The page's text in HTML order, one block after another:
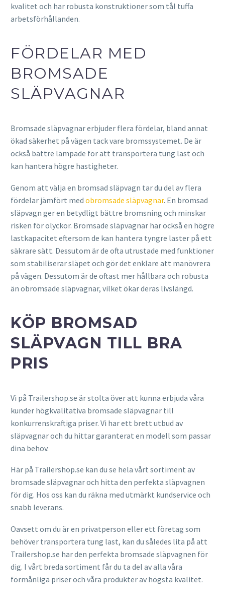
kvalitet och har robusta konstruktioner som tål tuffa
arbetsförhållanden.
FÖRDELAR MED
BROMSADE
SLÄPVAGNAR
Bromsade släpvagnar erbjuder flera fördelar, bland annat
ökad säkerhet på vägen tack vare bromssystemet. De är
också bättre lämpade för att transportera tung last och
kan hantera högre hastigheter.
Genom att välja en bromsad släpvagn tar du del av flera
fördelar jämfört med obromsade släpvagnar. En bromsad
släpvagn ger en betydligt bättre bromsning och minskar
risken för olyckor. Bromsade släpvagnar har också en högre
lastkapacitet eftersom de kan hantera tyngre laster på ett
säkrare sätt. Dessutom är de ofta utrustade med funktioner
som stabiliserar släpet och gör det enklare att manövrera
på vägen. Dessutom är de oftast mer hållbara och robusta
än obromsade släpvagnar, vilket ökar deras livslängd.
KÖP BROMSAD
SLÄPVAGN TILL BRA
PRIS
Vi på Trailershop.se är stolta över att kunna erbjuda våra
kunder högkvalitativa bromsade släpvagnar till
konkurrenskraftiga priser. Vi har ett brett utbud av
släpvagnar och du hittar garanterat en modell som passar
dina behov.
Här på Trailershop.se kan du se hela vårt sortiment av
bromsade släpvagnar och hitta den perfekta släpvagnen
för dig. Hos oss kan du räkna med utmärkt kundservice och
snabb leverans.
Oavsett om du är en privatperson eller ett företag som
behöver transportera tung last, kan du således lita på att
Trailershop.se har den perfekta bromsade släpvagnen för
dig. I vårt breda sortiment får du ta del av alla våra
förmånliga priser och våra produkter av högsta kvalitet.